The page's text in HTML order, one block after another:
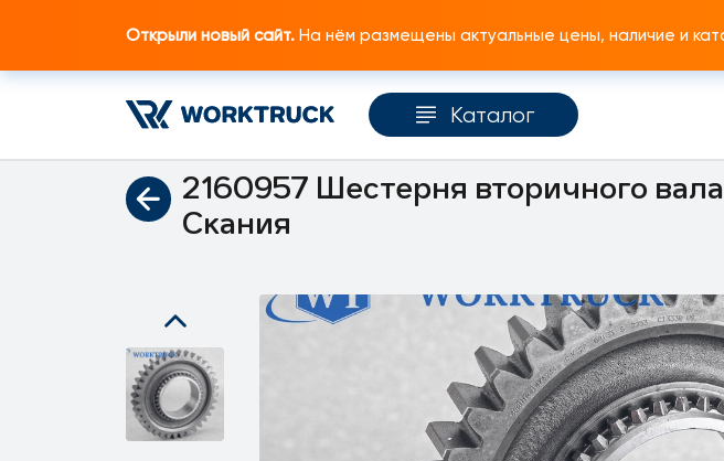
Открыли новый сайт. На нём размещены актуальные цены, наличие и
Каталог
Главная Каталог запчастей Коробка передач Валы и шестерни КПП
2160957 Шестерня вторичного
Скания